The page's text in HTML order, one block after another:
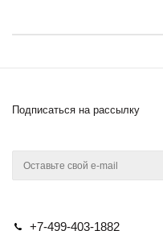
Подписаться на рассылку
+7-499-403-1882